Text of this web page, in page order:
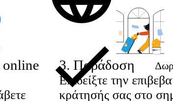
online 3. Παράδοση
Επιδείξτε την
κράτησής σας στο